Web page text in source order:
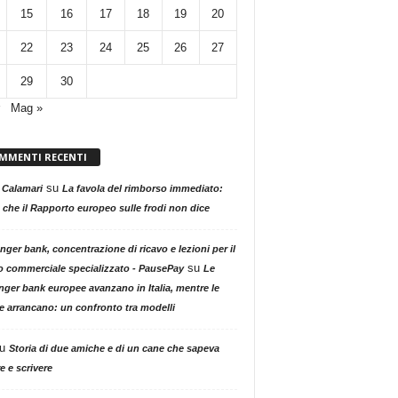
15 16 17 18 19 20
22 23 24 25 26 27
29
30
Mag »
RECENTI
su La favola del rimborso immediato:
il Rapporto europeo sulle frodi non dice
bank, concentrazione di ricavo e lezioni per il
commerciale specializzato - PausePaysu Le
bank europee avanzano in Italia, mentre le
arrancano: un confronto tra modelli
Storia di due amiche e di un cane che sapeva
e scrivere